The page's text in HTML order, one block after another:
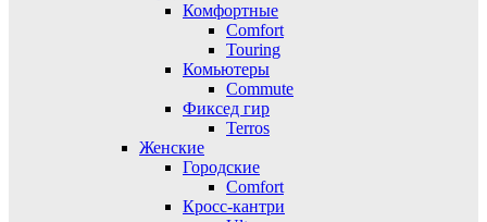
Комфортные
Comfort
Touring
Комьютеры
Commute
Фиксед гир
Terros
Женские
Городские
Comfort
Кросс-кантри